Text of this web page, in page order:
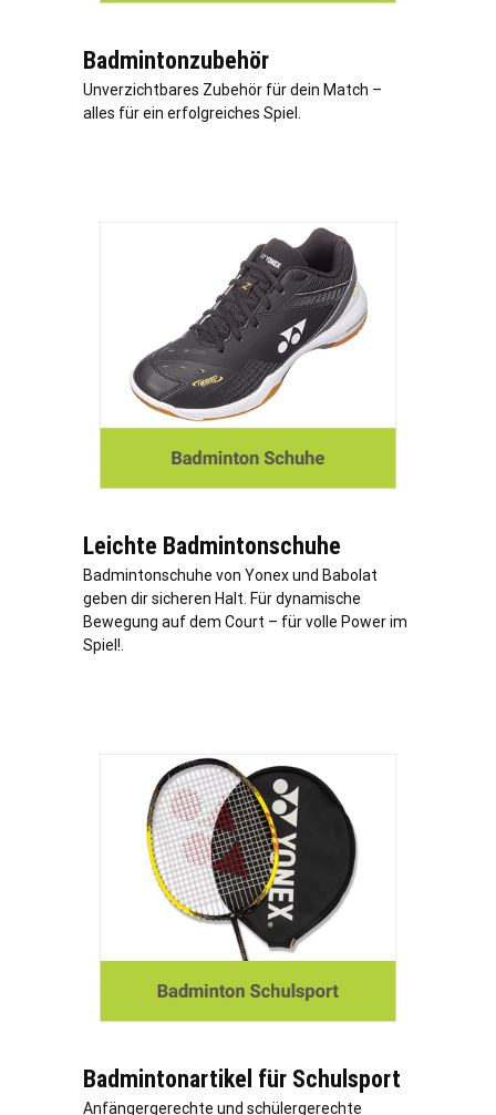
Badmintonzubehör
Unverzichtbares Zubehör für dein Match –
alles für ein erfolgreiches Spiel.
Leichte Badmintonschuhe
Badmintonschuhe von Yonex und Babolat
geben dir sicheren Halt. Für dynamische
Bewegung auf dem Court – für volle Power im
Spiel!.
Badmintonartikel für Schulsport
Anfängergerechte und schülergerechte